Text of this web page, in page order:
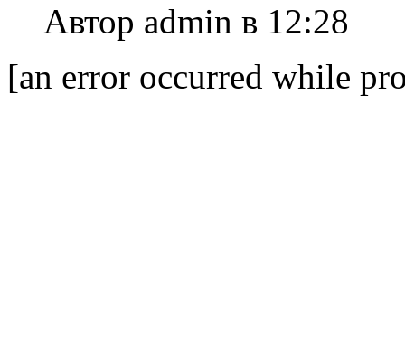
Автор admin в 12:28
[an error occurred while